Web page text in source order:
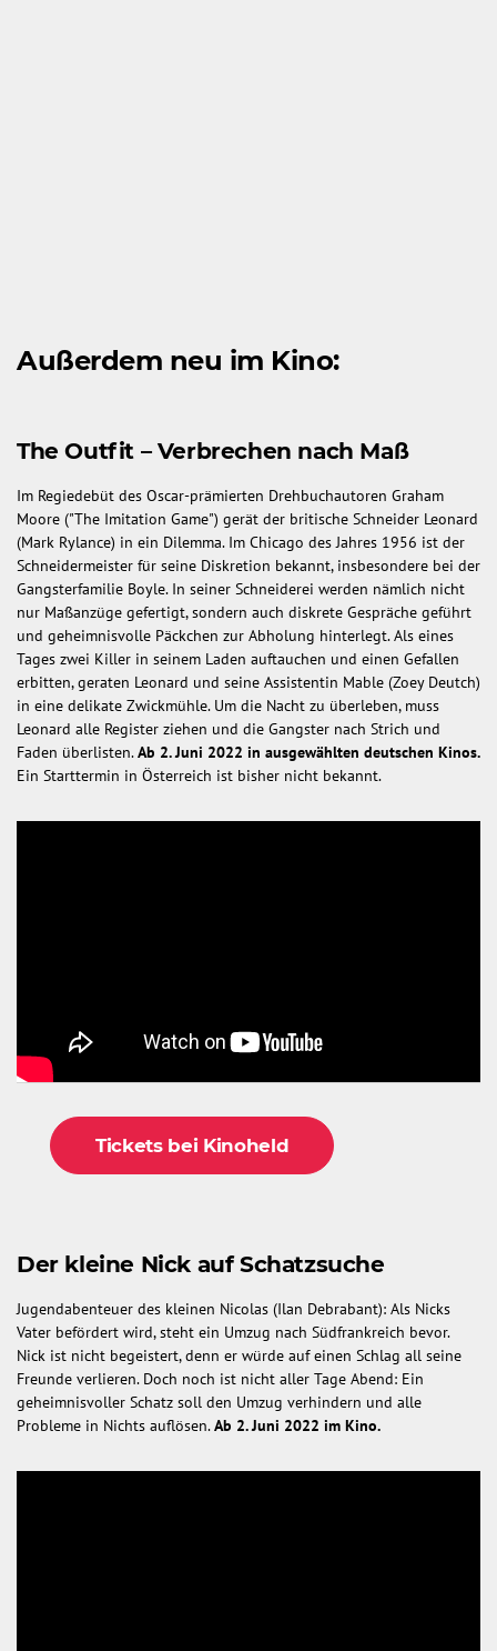
Außerdem neu im Kino:
The Outfit – Verbrechen nach Maß
Im Regiedebüt des Oscar-prämierten Drehbuchautoren Graham
Moore ("The Imitation Game") gerät der britische Schneider Leonard
(Mark Rylance) in ein Dilemma. Im Chicago des Jahres 1956 ist der
Schneidermeister für seine Diskretion bekannt, insbesondere bei der
Gangsterfamilie Boyle. In seiner Schneiderei werden nämlich nicht
nur Maßanzüge gefertigt, sondern auch diskrete Gespräche geführt
und geheimnisvolle Päckchen zur Abholung hinterlegt. Als eines
Tages zwei Killer in seinem Laden auftauchen und einen Gefallen
erbitten, geraten Leonard und seine Assistentin Mable (Zoey Deutch)
in eine delikate Zwickmühle. Um die Nacht zu überleben, muss
Leonard alle Register ziehen und die Gangster nach Strich und
Faden überlisten.Ab 2. Juni 2022 in ausgewählten deutschen Kinos.
Ein Starttermin in Österreich ist bisher nicht bekannt.
Tickets bei Kinoheld
Der kleine Nick auf Schatzsuche
Jugendabenteuer des kleinen Nicolas (Ilan Debrabant): Als Nicks
Vater befördert wird, steht ein Umzug nach Südfrankreich bevor.
Nick ist nicht begeistert, denn er würde auf einen Schlag all seine
Freunde verlieren. Doch noch ist nicht aller Tage Abend: Ein
geheimnisvoller Schatz soll den Umzug verhindern und alle
Probleme in Nichts auflösen.Ab 2. Juni 2022 im Kino.